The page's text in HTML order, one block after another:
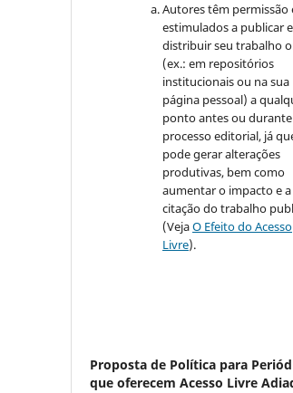
Autores têm permissão
estimulados a publicar e
distribuir seu trabalho
(ex.: em repositórios
institucionais ou na sua
página pessoal) a
ponto antes ou
processo editorial, já
pode gerar alterações
produtivas, bem como
aumentar o impacto e a
citação do trabalho
(VejaO Efeito do Acesso
Livre).
Proposta de Política para
que oferecem Acesso Livre